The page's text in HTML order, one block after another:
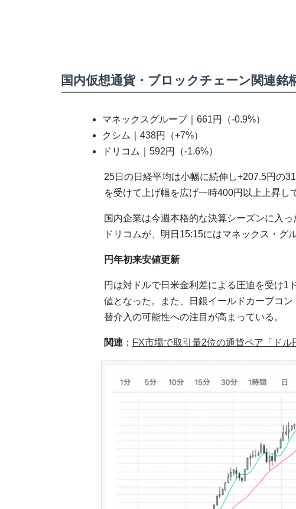
国内仮想通貨・ブロックチェーン関連銘
マネックスグループ｜661円（-0.9%）
クシム｜438円（+7%）
ドリコム｜592円（-1.6%）
25日の日経平均は小幅に続伸し+207.5円の
を受けて上げ幅を広げ一時400円以上上昇し
国内企業は今週本格的な決算シーズンに入
ドリコムが、明日15:15にはマネックス・グ
円年初来安値更新
円は対ドルで日米金利差による圧迫を受け1
値となった。また、日銀イールドカーブコ
替介入の可能性への注目が高まっている。
関連： FX市場で取引量2位の通貨ペア「ド